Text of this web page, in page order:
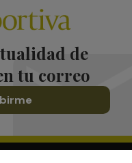
de
tu correo